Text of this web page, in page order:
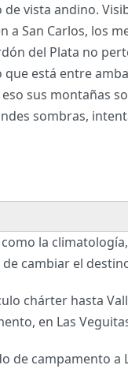
vista andino.
a San Carlos, los
del Plata no
está entre
sus montañas
sombras,
la
cambiar el
chárter hasta
en Las
de campamento a